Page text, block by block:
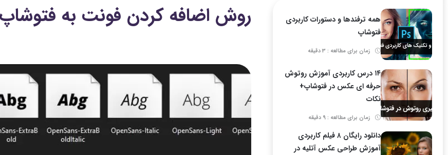
همه ترفندها و دستورات کاربردی
فتوشاپ
زمان برای مطالعه : 3 دقیقه
۱۴ درس کاربردی آموزش روتوش
حرفه ای عکس در فتوشاپ+
نکات
زمان برای مطالعه : 9 دقیقه
دانلود رایگان ۸ فیلم کاربردی
آموزش طراحی عکس آتلیه در
روش اضافه كردن فونت به